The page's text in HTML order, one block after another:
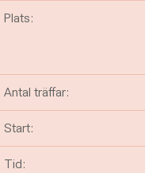
Plats:
Antal träffar:
Start:
Tid: